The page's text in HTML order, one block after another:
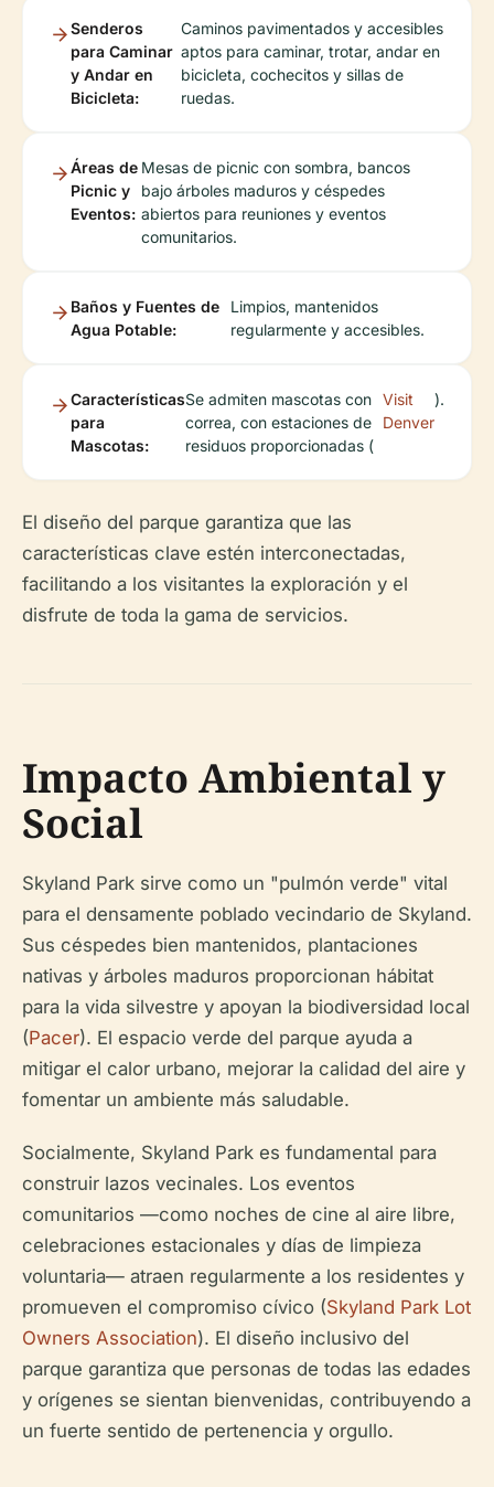
Senderos
para Caminar
y Andar en
Bicicleta:
Caminos pavimentados y accesibles
aptos para caminar, trotar, andar en
bicicleta, cochecitos y sillas de
ruedas.
Áreas de
Picnic y
Eventos:
Mesas de picnic con sombra, bancos
bajo árboles maduros y céspedes
abiertos para reuniones y eventos
comunitarios.
Baños y Fuentes de
Agua Potable:
Limpios, mantenidos
regularmente y accesibles.
Características
para
Mascotas:
Se admiten mascotas con
correa, con estaciones de
residuos proporcionadas (
Visit
Denver
).
El diseño del parque garantiza que las
características clave estén interconectadas,
facilitando a los visitantes la exploración y el
disfrute de toda la gama de servicios.
Impacto Ambiental y
Social
Skyland Park sirve como un "pulmón verde" vital
para el densamente poblado vecindario de Skyland.
Sus céspedes bien mantenidos, plantaciones
nativas y árboles maduros proporcionan hábitat
para la vida silvestre y apoyan la biodiversidad local
(Pacer). El espacio verde del parque ayuda a
mitigar el calor urbano, mejorar la calidad del aire y
fomentar un ambiente más saludable.
Socialmente, Skyland Park es fundamental para
construir lazos vecinales. Los eventos
comunitarios —como noches de cine al aire libre,
celebraciones estacionales y días de limpieza
voluntaria— atraen regularmente a los residentes y
promueven el compromiso cívico (Skyland Park Lot
Owners Association). El diseño inclusivo del
parque garantiza que personas de todas las edades
y orígenes se sientan bienvenidas, contribuyendo a
un fuerte sentido de pertenencia y orgullo.